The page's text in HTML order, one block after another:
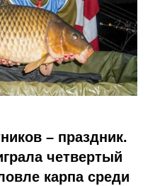
– праздник.
четвертый
карпа среди